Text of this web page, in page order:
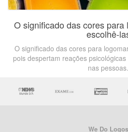
O significado das cores para
escolhê-
O significado das cores para
pois despertam reações
nas pessoas.
We Do Logos